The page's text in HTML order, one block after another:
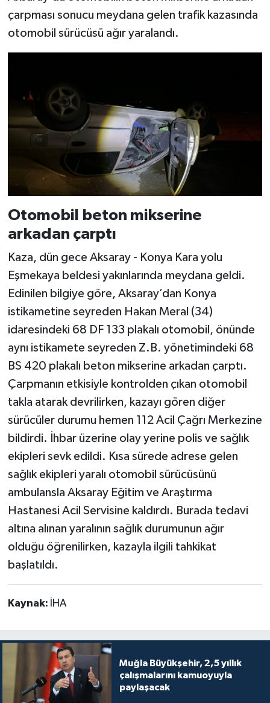
çarpması sonucu meydana gelen trafik kazasında
otomobil sürücüsü ağır yaralandı.
Otomobil beton mikserine
arkadan çarptı
Kaza, dün gece Aksaray - Konya Kara yolu
Eşmekaya beldesi yakınlarında meydana geldi.
Edinilen bilgiye göre, Aksaray’dan Konya
istikametine seyreden Hakan Meral (34)
idaresindeki 68 DF 133 plakalı otomobil, önünde
aynı istikamete seyreden Z.B. yönetimindeki 68
BS 420 plakalı beton mikserine arkadan çarptı.
Çarpmanın etkisiyle kontrolden çıkan otomobil
takla atarak devrilirken, kazayı gören diğer
sürücüler durumu hemen 112 Acil Çağrı Merkezine
bildirdi. İhbar üzerine olay yerine polis ve sağlık
ekipleri sevk edildi. Kısa sürede adrese gelen
sağlık ekipleri yaralı otomobil sürücüsünü
ambulansla Aksaray Eğitim ve Araştırma
Hastanesi Acil Servisine kaldırdı. Burada tedavi
altına alınan yaralının sağlık durumunun ağır
olduğu öğrenilirken, kazayla ilgili tahkikat
başlatıldı.
Kaynak: İHA
Muğla Büyükşehir, 2,5 yıllık
çalışmalarını kamuoyuyla
paylaşacak